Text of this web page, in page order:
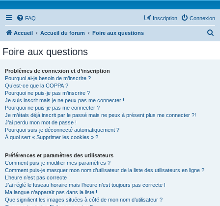
FAQ Connexion
Inscription
Accueil Accueil du forum Foire aux questions
Foire aux questions
Problèmes de connexion et d’inscription
Pourquoi ai-je besoin de m’inscrire ?
Qu’est-ce que la COPPA ?
Pourquoi ne puis-je pas m’inscrire ?
Je suis inscrit mais je ne peux pas me connecter !
Pourquoi ne puis-je pas me connecter ?
Je m’étais déjà inscrit par le passé mais ne peux à présent plus me connecter ?!
J’ai perdu mon mot de passe !
Pourquoi suis-je déconnecté automatiquement ?
À quoi sert « Supprimer les cookies » ?
Préférences et paramètres des utilisateurs
Comment puis-je modifier mes paramètres ?
Comment puis-je masquer mon nom d’utilisateur de la liste des utilisateurs en ligne ?
L’heure n’est pas correcte !
J’ai réglé le fuseau horaire mais l’heure n’est toujours pas correcte !
Ma langue n’apparaît pas dans la liste !
Que signifient les images situées à côté de mon nom d’utilisateur ?